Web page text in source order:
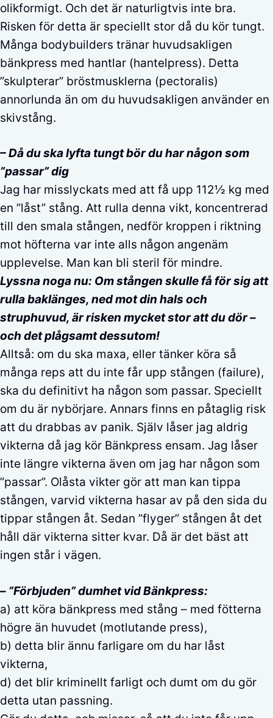
olikformigt. Och det är naturligtvis inte bra.
Risken för detta är speciellt stor då du kör tungt.
Många bodybuilders tränar huvudsakligen
bänkpress med hantlar (hantelpress). Detta
”skulpterar” bröstmusklerna (pectoralis)
annorlunda än om du huvudsakligen använder en
skivstång.
– Då du ska lyfta tungt bör du har någon som
”passar” dig
Jag har misslyckats med att få upp 112½ kg med
en ”låst” stång. Att rulla denna vikt, koncentrerad
till den smala stången, nedför kroppen i riktning
mot höfterna var inte alls någon angenäm
upplevelse. Man kan bli steril för mindre.
Lyssna noga nu: Om stången skulle få för sig att
rulla baklänges, ned mot din hals och
struphuvud, är risken mycketstor att du dör –
och det plågsamt dessutom!
Alltså: om du ska maxa, eller tänker köra så
många reps att du inte får upp stången (failure),
ska du definitivt ha någon som passar. Speciellt
om du är nybörjare. Annars finns en påtaglig risk
att du drabbas av panik. Själv låser jag aldrig
vikterna då jag kör Bänkpress ensam. Jag låser
inte längre vikterna även om jag har någon som
”passar”. Olåsta vikter gör att man kan tippa
stången, varvid vikterna hasar av på den sida du
tippar stången åt. Sedan ”flyger” stången åt det
håll där vikterna sitter kvar. Då är det bäst att
ingen står i vägen.
– ”Förbjuden” dumhet vid Bänkpress:
a) att köra bänkpress med stång – med fötterna
högre än huvudet (motlutande press),
b) detta blir ännu farligare om du har låst
vikterna,
d) det blir kriminellt farligt och dumt om du gör
detta utan passning.